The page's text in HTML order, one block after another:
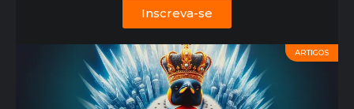
Inscreva-se
ARTIGOS